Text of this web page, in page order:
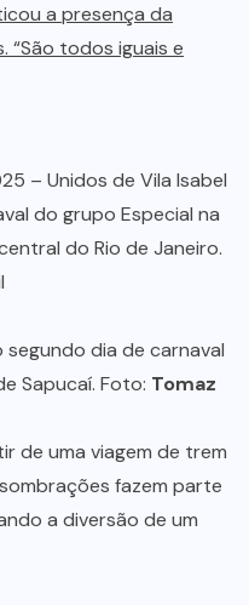
a presença da
“São todos iguais e
segundo dia de carnaval
Sapucaí. Foto: Tomaz
de uma viagem de trem
fazem parte
a diversão de um